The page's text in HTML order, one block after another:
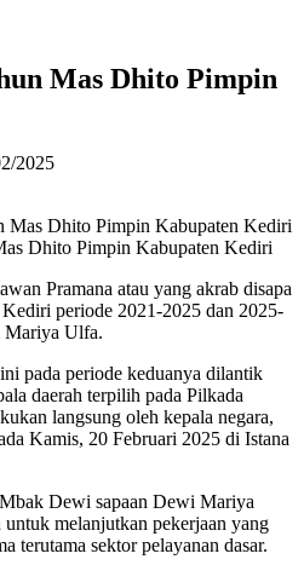
Mas Dhito Pimpin
2025
Dhito Pimpin Kabupaten Kediri
Pramana atau yang akrab disapa
periode 2021-2025 dan 2025-
Mariya Ulfa.
pada periode keduanya dilantik
daerah terpilih pada Pilkada
langsung oleh kepala negara,
Kamis, 20 Februari 2025 di Istana
Dewi sapaan Dewi Mariya
melanjutkan pekerjaan yang
terutama sektor pelayanan dasar.